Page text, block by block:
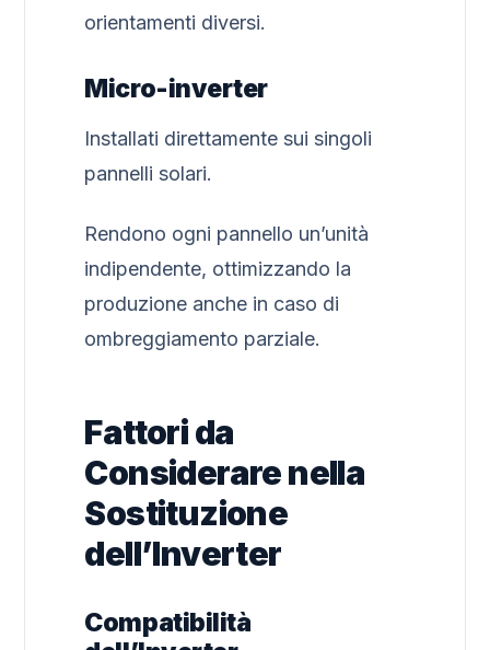
orientamenti diversi.
Micro-inverter
Installati direttamente sui singoli
pannelli solari.
Rendono ogni pannello un’unità
indipendente, ottimizzando la
produzione anche in caso di
ombreggiamento parziale.
Fattori da
Considerare nella
Sostituzione
dell’Inverter
Compatibilità